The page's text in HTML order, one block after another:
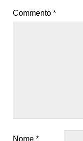
Commento *
Nome *